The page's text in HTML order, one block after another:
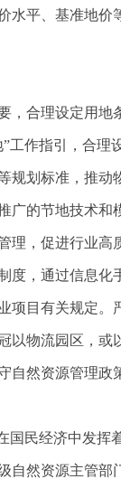
水平、基准地
合理设定用地
作指引，合理
规划标准，推
广的节地技术
，促进行业高
，通过信息化
项目有关规定
以物流园区，
自然资源管理
民经济中发挥
自然资源主管